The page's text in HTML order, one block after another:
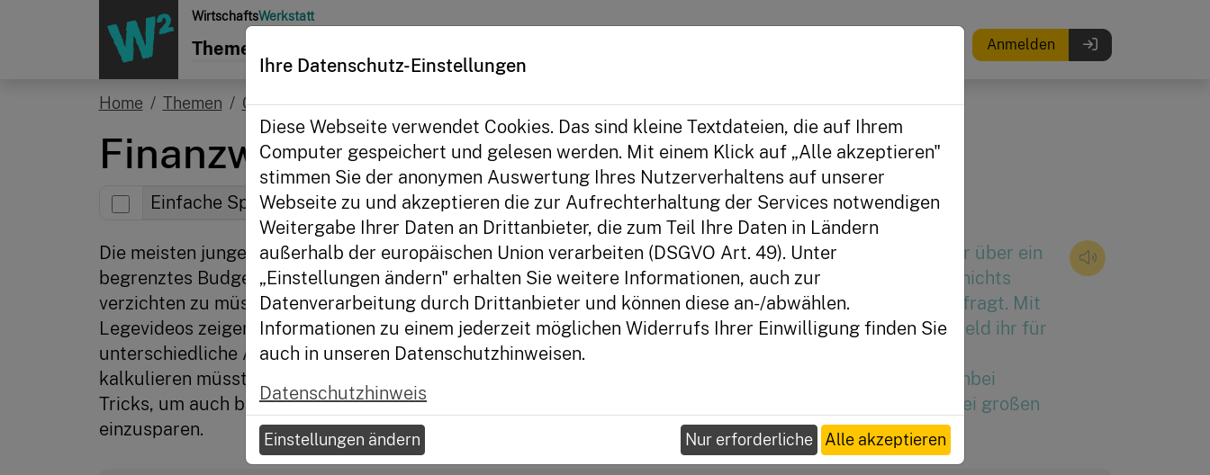
Zur StartseiteWirtschaftsWerkstatt
Themen Anmelden
Home Themen Glossar Schufa
Finanzwissen in Legevideos
Einfache Sprache
Die meisten jungen Menschen verfügen nur über ein
begrenztes Budget - und um trotzdem auf nichts
verzichten zu müssen, ist gute Planung gefragt. Mit den
Legevideos zeigen wir euch, wie viel Geld ihr für
unterschiedliche Anschaffungen und Unternehmungen
kalkulieren müsst. Nebenbei erfahrt ihr noch ein paar
Tricks, um auch bei großen Investitionen Geld
einzusparen.
Die meisten jungen Menschen verfügen nur über ein
begrenztes Budget - und um trotzdem auf nichts
verzichten zu müssen, ist gute Planung gefragt. Mit
den Legevideos zeigen wir euch, wie viel Geld ihr für
Unternehmungen kalkulieren müsst. Nebenbei
erfahrt ihr noch ein paar Tricks, um auch bei großen
Investitionen Geld einzusparen.
Ihre Datenschutz-Einstellungen
Diese Webseite verwendet Cookies. Das sind kleine Textdateien, die auf Ihrem
Computer gespeichert und gelesen werden. Mit einem Klick auf „Alle akzeptieren"
stimmen Sie der anonymen Auswertung Ihres Nutzerverhaltens auf unserer
Webseite zu und akzeptieren die zur Aufrechterhaltung der Services notwendigen
Weitergabe Ihrer Daten an Drittanbieter, die zum Teil Ihre Daten in Ländern
außerhalb der europäischen Union verarbeiten (DSGVO Art. 49). Unter
„Einstellungen ändern" erhalten Sie weitere Informationen, auch zur
Datenverarbeitung durch Drittanbieter und können diese an-/abwählen.
Informationen zu einem jederzeit möglichen Widerrufs Ihrer Einwilligung finden Sie
auch in unseren Datenschutzhinweisen.
Datenschutzhinweis
Einstellungen ändern Nur erforderliche Alle akzeptieren